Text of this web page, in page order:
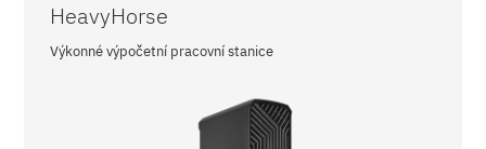
HeavyHorse
Výkonné výpočetní pracovní stanice